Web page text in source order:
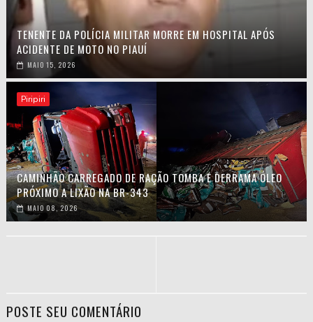
TENENTE DA POLÍCIA MILITAR MORRE EM HOSPITAL APÓS
ACIDENTE DE MOTO NO PIAUÍ
MAIO 15, 2026
Piripiri
CAMINHÃO CARREGADO DE RAÇÃO TOMBA E DERRAMA ÓLEO
PRÓXIMO A LIXÃO NA BR-343
MAIO 08, 2026
POSTE SEU COMENTÁRIO